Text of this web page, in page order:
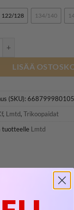
hinta
oli:
19,99€.
on:
122/128 134/140
LISÄÄ
(SKU):668799980105
, Lmtd, Trikoopaidat
tuotteelle Lmtd